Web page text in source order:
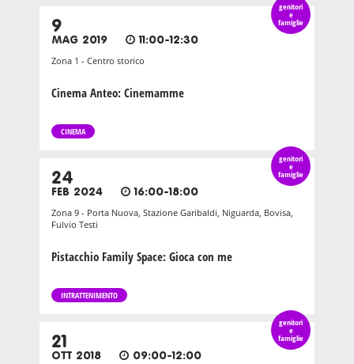
genitori
e
famiglie
9
MAG 2019 11:00-12:30
Zona 1 - Centro storico
Cinema Anteo: Cinemamme
CINEMA
genitori
e
famiglie
24
FEB 2024 16:00-18:00
Zona 9 - Porta Nuova, Stazione Garibaldi, Niguarda, Bovisa,
Fulvio Testi
Pistacchio Family Space: Gioca con me
INTRATTENIMENTO
genitori
e
famiglie
21
OTT 2018 09:00-12:00